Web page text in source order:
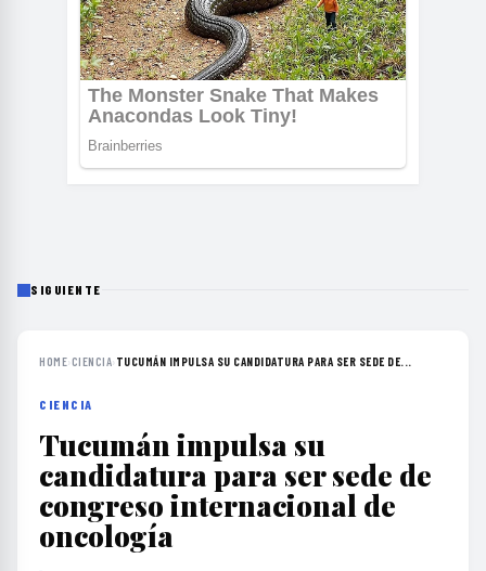
SIGUIENTE
HOME›CIENCIA› TUCUMÁN IMPULSA SU CANDIDATURA PARA SER SEDE DE...
CIENCIA
Tucumán impulsa su
candidatura para ser sede de
congreso internacional de
oncología